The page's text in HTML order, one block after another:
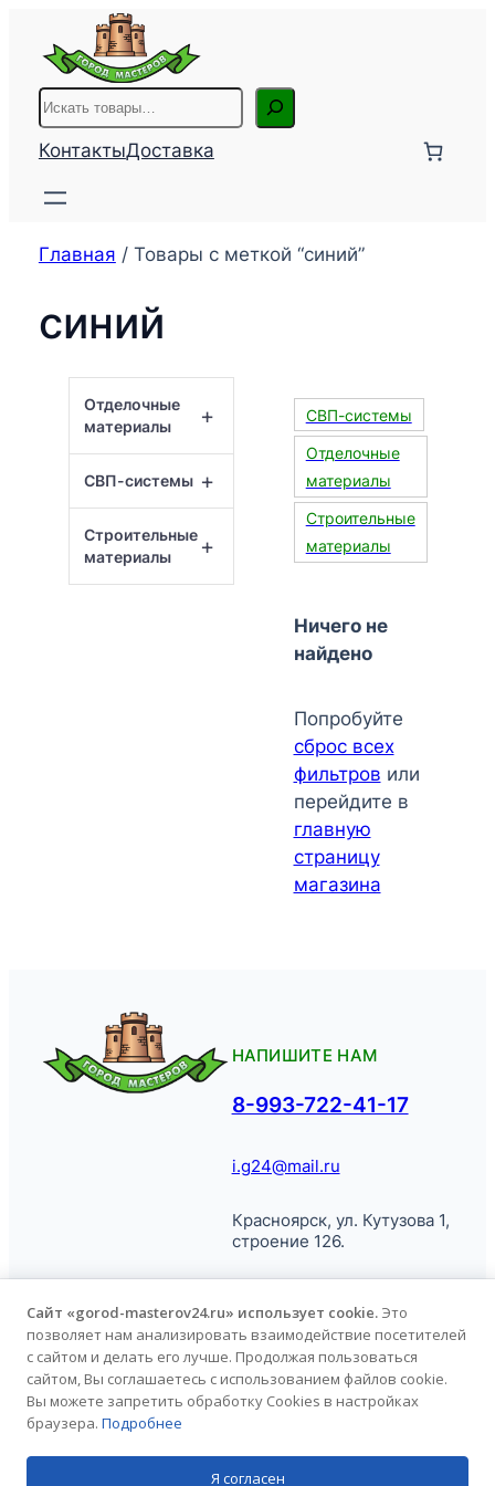
содержимому
Поиск
КонтактыДоставка
Главная / Товары с меткой “синий”
синий
+
Отделочные
материалы
+
СВП-системы
+
Строительные
материалы
СВП-системы
Отделочные
материалы
Строительные
материалы
Ничего не
найдено
Попробуйте
сброс всех
фильтров или
перейдите в
главную
страницу
магазина
НАПИШИТЕ НАМ
8-993-722-41-17
i.g24@mail.ru
Красноярск, ул. Кутузова 1,
строение 126.
© Город
Мастеров, 2026.
Политика обработки
персональных данных
Продвижение сайта
Сайт «gorod-masterov24.ru» использует cookie. Это
позволяет нам анализировать взаимодействие посетителей
с сайтом и делать его лучше. Продолжая пользоваться
сайтом, Вы соглашаетесь с использованием файлов cookie.
Вы можете запретить обработку Cookies в настройках
браузера. Подробнее
Я согласен